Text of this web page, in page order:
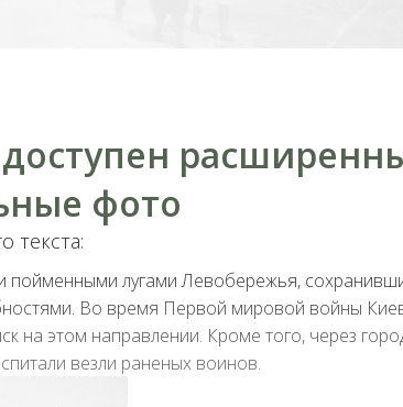
фото
текста:
пойменными лугами Левобережья,
Во время Первой мировой войны
на этом направлении. Кроме того, через
везли раненых воинов.